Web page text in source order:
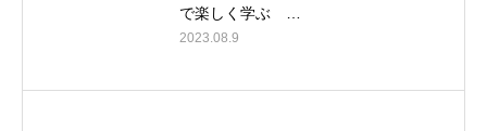
で楽しく学ぶ …
2023.08.9